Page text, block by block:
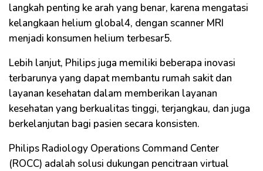
langkah penting ke arah yang benar, karena mengatasi
kelangkaan helium global4, dengan scanner MRI
menjadi konsumen helium terbesar5.
Lebih lanjut, Philips juga memiliki beberapa inovasi
terbarunya yang dapat membantu rumah sakit dan
layanan kesehatan dalam memberikan layanan
kesehatan yang berkualitas tinggi, terjangkau, dan juga
berkelanjutan bagi pasien secara konsisten.
Philips Radiology Operations Command Center
(ROCC) adalah solusi dukungan pencitraan virtual